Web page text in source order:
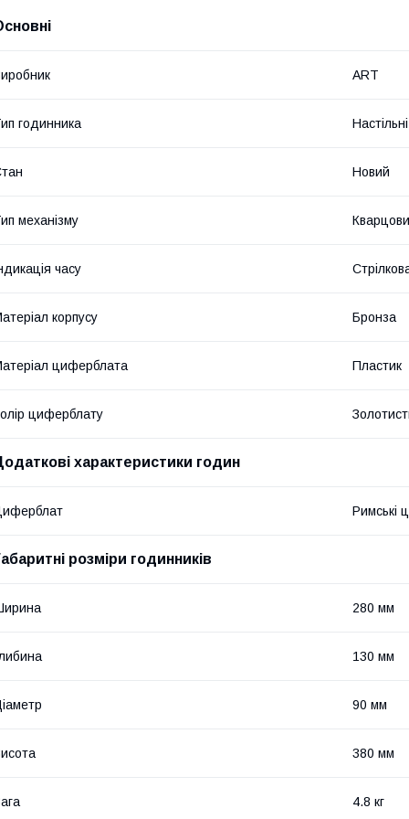
ART
годинника Настільні
Новий
механізму
часу
корпусу Бронза
циферблата Пластик
циферблату
характеристики годин
Римські
розміри годинників
280 мм
130 мм
90 мм
380 мм
4.8 кг